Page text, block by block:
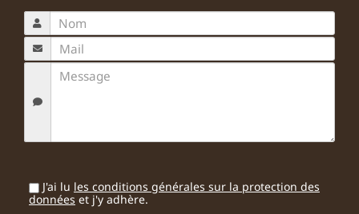
J'ai lu les conditions générales sur la protection des
données et j'y adhère.